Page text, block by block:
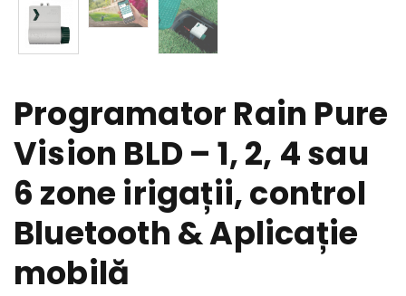
Programator Rain Pure
Vision BLD – 1, 2, 4 sau
6 zone irigații, control
Bluetooth & Aplicație
mobilă